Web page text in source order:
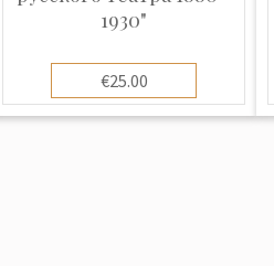
1930"
€25.00